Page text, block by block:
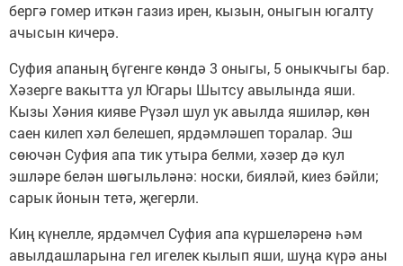
бергә гомер иткән газиз ирен, кызын, оныгын югалту
ачысын кичерә.
Суфия апаның бүгенге көндә 3 оныгы, 5 оныкчыгы бар.
Хәзерге вакытта ул Югары Шытсу авылында яши.
Кызы Хәния кияве Рүзәл шул ук авылда яшиләр, көн
саен килеп хәл белешеп, ярдәмләшеп торалар. Эш
сөючән Суфия апа тик утыра белми, хәзер дә кул
эшләре белән шөгыльләнә: носки, бияләй, киез бәйли;
сарык йонын тетә, җегерли.
Киң күнелле, ярдәмчел Суфия апа күршеләренә һәм
авылдашларына гел игелек кылып яши, шуңа күрә аны